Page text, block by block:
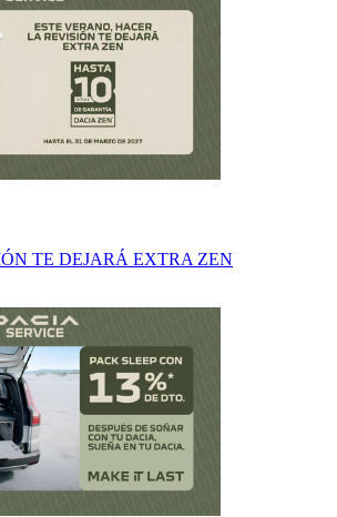
TE DEJARÁ EXTRA ZEN